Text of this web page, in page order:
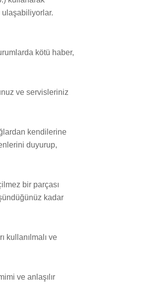
ulaşabiliyorlar.
kötü haber,
ve servisleriniz
kendilerine
duyurup,
bir parçası
kadar
kullanılmalı ve
ve anlaşılır